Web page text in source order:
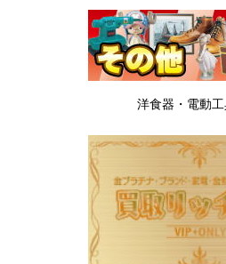
洋食器・電動